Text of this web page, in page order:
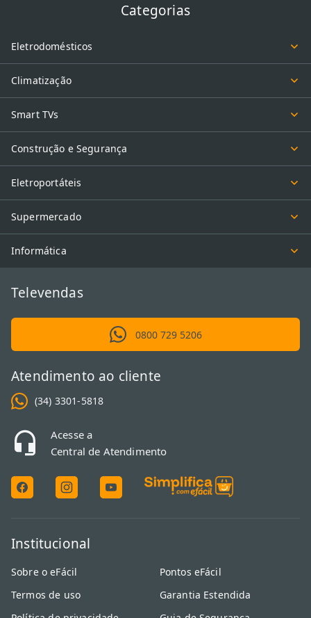
Categorias
Eletrodomésticos
Climatização
Smart TVs
Construção e Segurança
Eletroportáteis
Supermercado
Informática
Televendas
0800 729 5206
Atendimento ao cliente
(34) 3301-5818
Acesse a
Central de Atendimento
Institucional
Sobre o eFácil
Termos de uso
Pontos eFácil
Garantia Estendida